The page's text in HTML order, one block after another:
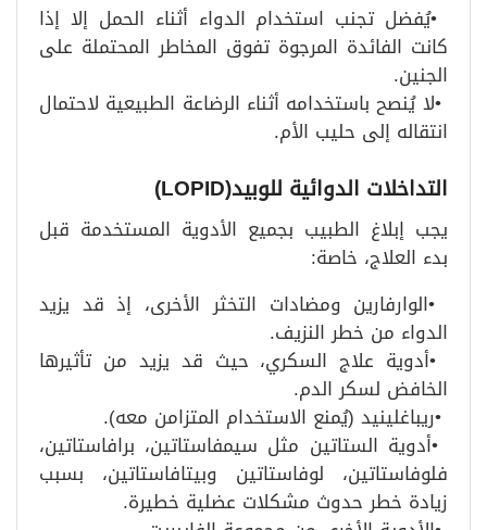
•يُفضل تجنب استخدام الدواء أثناء الحمل إلا إذا
كانت الفائدة المرجوة تفوق المخاطر المحتملة على
الجنين.
•لا يُنصح باستخدامه أثناء الرضاعة الطبيعية لاحتمال
انتقاله إلى حليب الأم.
التداخلات الدوائية للوبيد(LOPID)
يجب إبلاغ الطبيب بجميع الأدوية المستخدمة قبل
بدء العلاج، خاصة:
•الوارفارين ومضادات التخثر الأخرى، إذ قد يزيد
الدواء من خطر النزيف.
•أدوية علاج السكري، حيث قد يزيد من تأثيرها
الخافض لسكر الدم.
•ريباغلينيد (يُمنع الاستخدام المتزامن معه).
•أدوية الستاتين مثل سيمفاستاتين، برافاستاتين،
فلوفاستاتين، لوفاستاتين وبيتافاستاتين، بسبب
زيادة خطر حدوث مشكلات عضلية خطيرة.